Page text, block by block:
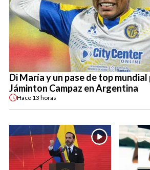
Di María y un pase de top
Jáminton Campaz en Argentina
Hace 13 horas